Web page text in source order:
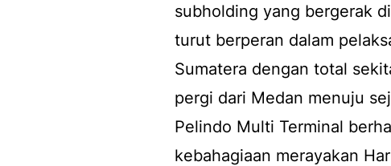
subholding yang bergerak
turut berperan dalam
Sumatera dengan total
pergi dari Medan menuju
Pelindo Multi Terminal
kebahagiaan merayakan